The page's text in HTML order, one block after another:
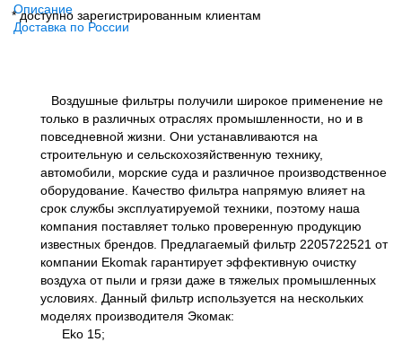
* доступно зарегистрированным клиентам
Описание
Доставка по России
Воздушные фильтры получили широкое применение не
только в различных отраслях промышленности, но и в
повседневной жизни. Они устанавливаются на
строительную и сельскохозяйственную технику,
автомобили, морские суда и различное производственное
оборудование. Качество фильтра напрямую влияет на
срок службы эксплуатируемой техники, поэтому наша
компания поставляет только проверенную продукцию
известных брендов. Предлагаемый фильтр 2205722521 от
компании Ekomak гарантирует эффективную очистку
воздуха от пыли и грязи даже в тяжелых промышленных
условиях. Данный фильтр используется на нескольких
моделях производителя Экомак:
Eko 15;